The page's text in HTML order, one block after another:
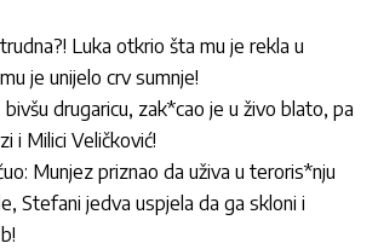
Luka otkrio šta mu je rekla u
je unijelo crv sumnje!
drugaricu, zak*cao je u živo blato, pa
i Milici Veličković!
Munjez priznao da uživa u teroris*nju
Stefani jedva uspjela da ga skloni i